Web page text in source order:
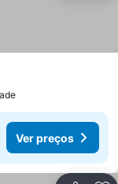
Ver preços